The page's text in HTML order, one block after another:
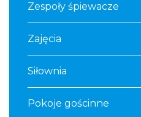
Zespoły śpiewacze
Zajęcia
Siłownia
Pokoje gościnne